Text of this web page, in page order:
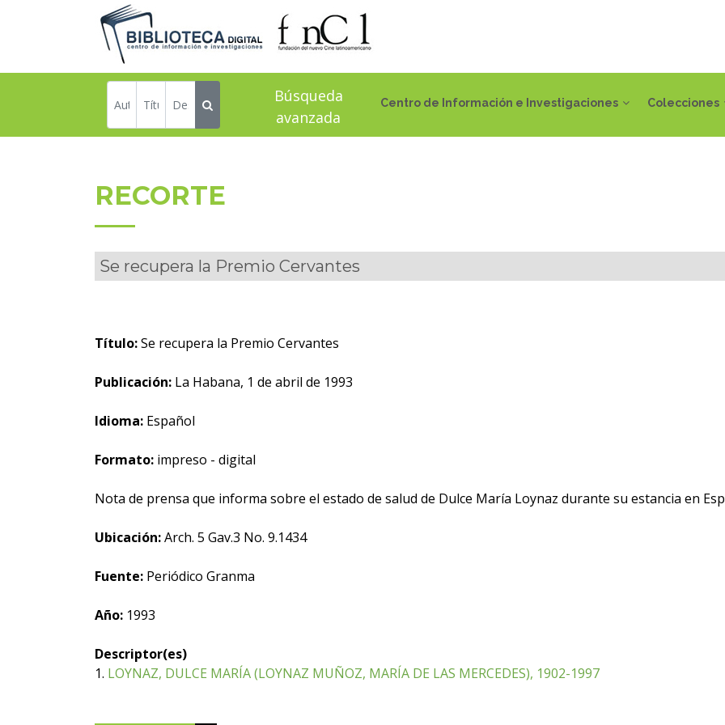
Centro de Información e Investigaciones Colecciones
Búsqueda
avanzada
RECORTE
Se recupera la Premio Cervantes
Título:Se recupera la Premio Cervantes
Publicación: La Habana, 1 de abril de 1993
Idioma: Español
Formato: impreso - digital
Nota de prensa que informa sobre el estado de salud de Dulce María Loynaz durante su estancia en
Ubicación:Arch. 5 Gav.3 No. 9.1434
Fuente: Periódico Granma
Año: 1993
Descriptor(es)
1. LOYNAZ, DULCE MARÍA (LOYNAZ MUÑOZ, MARÍA DE LAS MERCEDES), 1902-1997